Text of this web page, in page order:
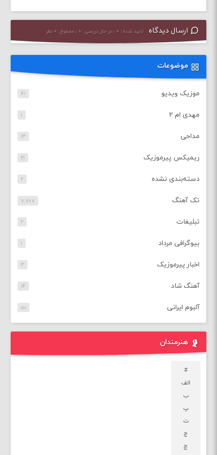
ارسال دیدگاه تایید شده : ۰ ، در حال بررسی : ۰ ، مجموع : ۰ نظر
موضوعات
موزیک ویدیو ۴۱
مهدی ام ۲ ۱
مداحی ۱۳
ریمیکس پیرموزیک ۲۱
دسته‌بندی نشده ۲
تک آهنگ ۷,۷۶۷
تبلیغات ۲
بیوگرافی مرداد ۱
اخبار پیرموزیک ۳
آهنگ شاد ۱۴
آلبوم ایرانی ۵۰
هنرمندان
#
الف
ب
پ
ت
ج
چ